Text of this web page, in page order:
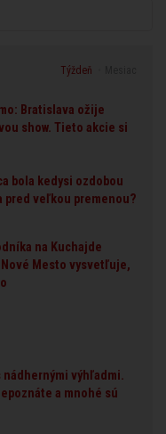
Týždeň
Bratislava ožije
show. Tieto akcie si
bola kedysi ozdobou
pred veľkou premenou?
na Kuchajde
Mesto vysvetľuje,
nádhernými výhľadmi.
a mnohé sú